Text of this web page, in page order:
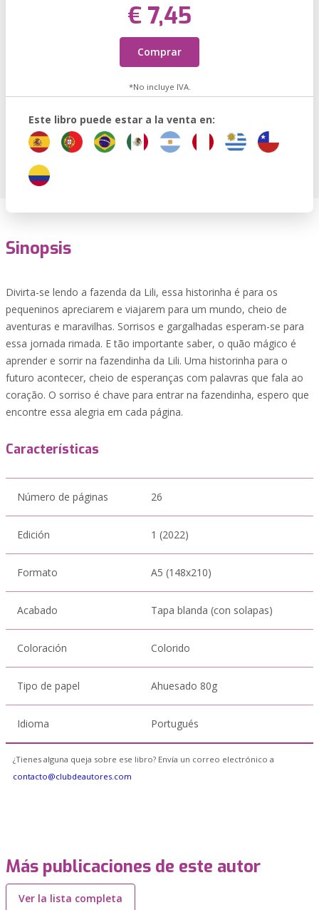
€ 7,45
Comprar
*No incluye IVA.
Este libro puede estar a la venta en:
Sinopsis
Divirta-se lendo a fazenda da Lili, essa historinha é para os
pequeninos apreciarem e viajarem para um mundo, cheio de
aventuras e maravilhas. Sorrisos e gargalhadas esperam-se para
essa jornada rimada. E tão importante saber, o quão mágico é
aprender e sorrir na fazendinha da Lili. Uma historinha para o
futuro acontecer, cheio de esperanças com palavras que fala ao
coração. O sorriso é chave para entrar na fazendinha, espero que
encontre essa alegria em cada página.
Características
Número de páginas 26
Edición 1 (2022)
Formato A5 (148x210)
Acabado Tapa blanda (con solapas)
Coloración Colorido
Tipo de papel Ahuesado 80g
Idioma Portugués
¿Tienes alguna queja sobre ese libro? Envía un correo electrónico a
contacto@clubdeautores.com
Más publicaciones de este autor
Ver la lista completa